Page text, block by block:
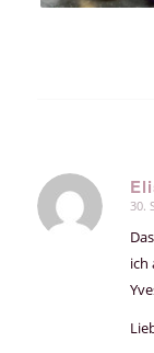
30.
ich